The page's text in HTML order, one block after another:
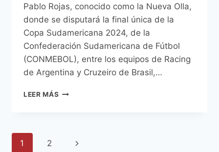
Pablo Rojas, conocido como la Nueva Olla,
donde se disputará la final única de la
Copa Sudamericana 2024, de la
Confederación Sudamericana de Fútbol
(CONMEBOL), entre los equipos de Racing
de Argentina y Cruzeiro de Brasil,…
LEER MÁS ASUNCIÓN
SEDE
Navegación
1 2
Siguiente